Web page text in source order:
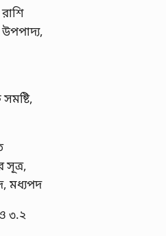
সূত্র,
মধ্যপদ
৩.২